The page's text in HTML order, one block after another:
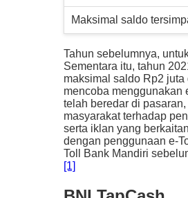
Maksimal saldo
Tahun sebelumnya,
Sementara itu, tahun
maksimal saldo Rp2
mencoba menggunakan
telah beredar di
masyarakat terhadap
serta iklan yang
dengan penggunaan e-
Toll Bank Mandiri
[1]